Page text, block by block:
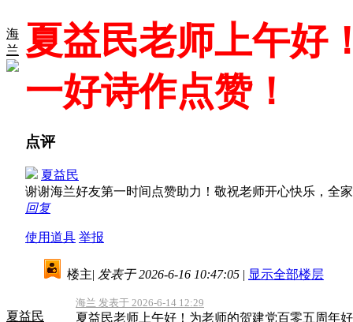
海
兰 夏益民老师上午好
一好诗作点赞！
点评
夏益民
谢谢海兰好友第一时间点赞助力！敬祝老师开心快乐，全
回复
使用道具 举报
夏益民
楼主| 发表于 2026-6-16 10:47:05 | 显示全部楼层
海兰 发表于 2026-6-14 12:29
夏益民老师上午好！为老师的贺建党百零五周年